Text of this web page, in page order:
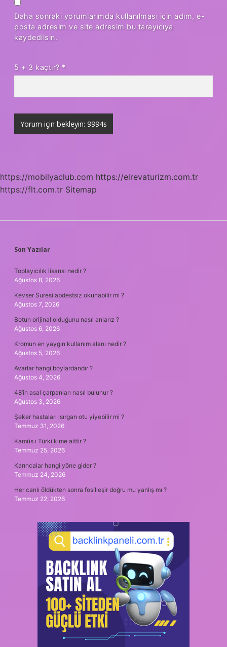
Daha sonraki yorumlarımda kullanılması için adım, e-
posta adresim ve site adresim bu tarayıcıya
kaydedilsin.
5 + 3 kaçtır? *
https://mobilyaclub.com https://elrevaturizm.com.tr
https://flt.com.tr Sitemap
SIDEBAR
Son Yazılar
Toplayıcılık lisansı nedir ?
Ağustos 8, 2026
Kevser Suresi abdestsiz okunabilir mi ?
Ağustos 7, 2026
Botun orijinal olduğunu nasıl anlarız ?
Ağustos 6, 2026
Kromun en yaygın kullanım alanı nedir ?
Ağustos 5, 2026
Avarlar hangi boylardandır ?
Ağustos 4, 2026
48’in asal çarpanları nasıl bulunur ?
Ağustos 3, 2026
Şeker hastaları ısırgan otu yiyebilir mi ?
Temmuz 31, 2026
Kamûs ı Türki kime aittir ?
Temmuz 25, 2026
Karıncalar hangi yöne gider ?
Temmuz 24, 2026
Her canlı öldükten sonra fosilleşir doğru mu yanlış mı ?
Temmuz 22, 2026